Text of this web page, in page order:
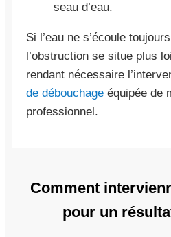
seau d’eau.
Si l’eau ne s’écoule
l’obstruction se situe plus
rendant nécessaire
de débouchage équipée de
professionnel.
Comment
pour un